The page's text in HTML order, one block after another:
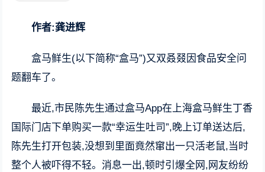
作者:龚进辉
盒马鲜生(以下简称“盒马”)又双叒叕因食品安全问
题翻车了。
最近,市民陈先生通过盒马App在上海盒马鲜生丁香
国际门店下单购买一款“幸运生吐司”,晚上订单送达后,
陈先生打开包装,没想到里面竟然窜出一只活老鼠,当时
整个人被吓得不轻。消息一出,顿时引爆全网,网友纷纷